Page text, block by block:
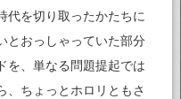
代を切り取ったかたちに
とおっしゃっていた部分
を、単なる問題提起では
、ちょっとホロリともさ